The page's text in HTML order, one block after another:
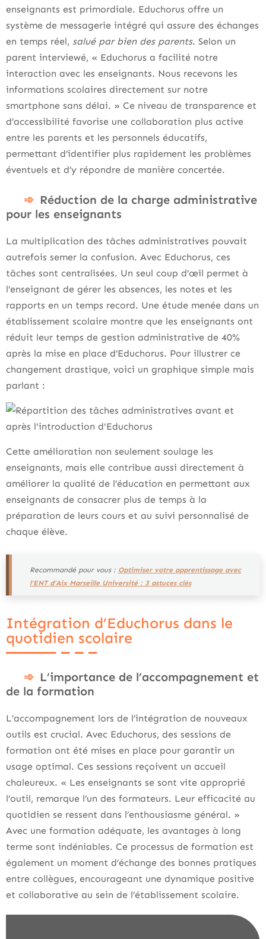
enseignants est primordiale. Educhorus offre un
système de messagerie intégré qui assure des échanges
en temps réel, salué par bien des parents. Selon un
parent interviewé, « Educhorus a facilité notre
interaction avec les enseignants. Nous recevons les
informations scolaires directement sur notre
smartphone sans délai. » Ce niveau de transparence et
d’accessibilité favorise une collaboration plus active
entre les parents et les personnels éducatifs,
permettant d’identifier plus rapidement les problèmes
éventuels et d’y répondre de manière concertée.
Réduction de la charge administrative
pour les enseignants
La multiplication des tâches administratives pouvait
autrefois semer la confusion. Avec Educhorus, ces
tâches sont centralisées. Un seul coup d’œil permet à
l’enseignant de gérer les absences, les notes et les
rapports en un temps record. Une étude menée dans un
établissement scolaire montre que les enseignants ont
réduit leur temps de gestion administrative de 40%
après la mise en place d’Educhorus. Pour illustrer ce
changement drastique, voici un graphique simple mais
parlant :
Cette amélioration non seulement soulage les
enseignants, mais elle contribue aussi directement à
améliorer la qualité de l’éducation en permettant aux
enseignants de consacrer plus de temps à la
préparation de leurs cours et au suivi personnalisé de
chaque élève.
Recommandé pour vous : Optimiser votre apprentissage avec
l’ENT d’Aix Marseille Université : 3 astuces clés
Intégration d’Educhorus dans le
quotidien scolaire
L’importance de l’accompagnement et
de la formation
L’accompagnement lors de l’intégration de nouveaux
outils est crucial. Avec Educhorus, des sessions de
formation ont été mises en place pour garantir un
usage optimal. Ces sessions reçoivent un accueil
chaleureux. « Les enseignants se sont vite approprié
l’outil, remarque l’un des formateurs. Leur efficacité au
quotidien se ressent dans l’enthousiasme général. »
Avec une formation adéquate, les avantages à long
terme sont indéniables. Ce processus de formation est
également un moment d’échange des bonnes pratiques
entre collègues, encourageant une dynamique positive
et collaborative au sein de l’établissement scolaire.